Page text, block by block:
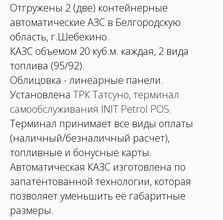
Отгружены 2 (две) контейнерные
автоматические АЗС в Белгородскую
область, г.Шебекино.
КАЗС объемом 20 куб.м. каждая, 2 вида
топлива (95/92).
Облицовка - линеарные панели.
Установлена ТРК Татсуно, терминал
самообслуживания INIT Petrol POS.
Терминал принимает все виды оплаты
(наличный/безналичный расчет),
топливные и бонусные карты.
Автоматическая КАЗС изготовлена по
запатентованной технологии, которая
позволяет уменьшить её габаритные
размеры.